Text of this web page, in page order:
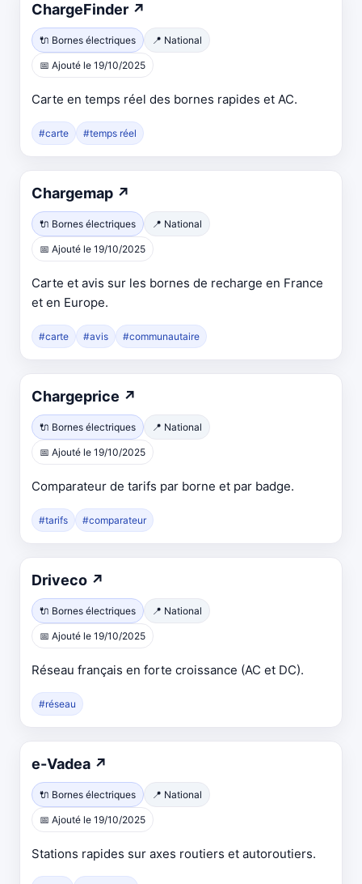
ChargeFinder ↗
onglet
🔌 Bornes électriques 📍 National
📅 Ajouté le 19/10/2025
Carte en temps réel des bornes rapides et AC.
#carte #temps réel
Chargemap ↗
dans
un
onglet
🔌 Bornes électriques 📍 National
📅 Ajouté le 19/10/2025
Carte et avis sur les bornes de recharge en France
et en Europe.
#carte #avis #communautaire
Chargeprice ↗
dans
un
onglet
🔌 Bornes électriques 📍 National
📅 Ajouté le 19/10/2025
Comparateur de tarifs par borne et par badge.
#tarifs #comparateur
Driveco ↗
dans
un
onglet
🔌 Bornes électriques 📍 National
📅 Ajouté le 19/10/2025
Réseau français en forte croissance (AC et DC).
#réseau
e-Vadea ↗
dans
un
onglet
🔌 Bornes électriques 📍 National
📅 Ajouté le 19/10/2025
Stations rapides sur axes routiers et autoroutiers.